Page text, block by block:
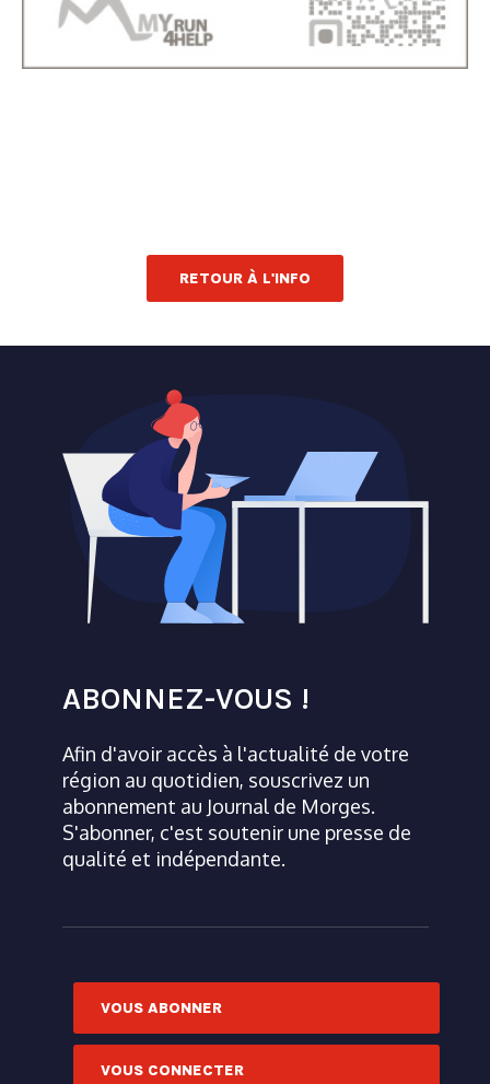
RETOUR À L'INFO
ABONNEZ-VOUS !
Afin d'avoir accès à l'actualité de votre
région au quotidien, souscrivez un
abonnement au Journal de Morges.
S'abonner, c'est soutenir une presse de
qualité et indépendante.
VOUS ABONNER
VOUS CONNECTER